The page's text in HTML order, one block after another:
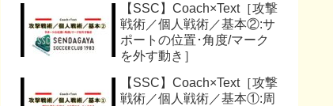
【SSC】Coach×Text［攻撃
戦術／個人戦術／基本②:サ
ポートの位置･角度/マーク
を外す動き］
【SSC】Coach×Text［攻撃
戦術／個人戦術／基本①:周